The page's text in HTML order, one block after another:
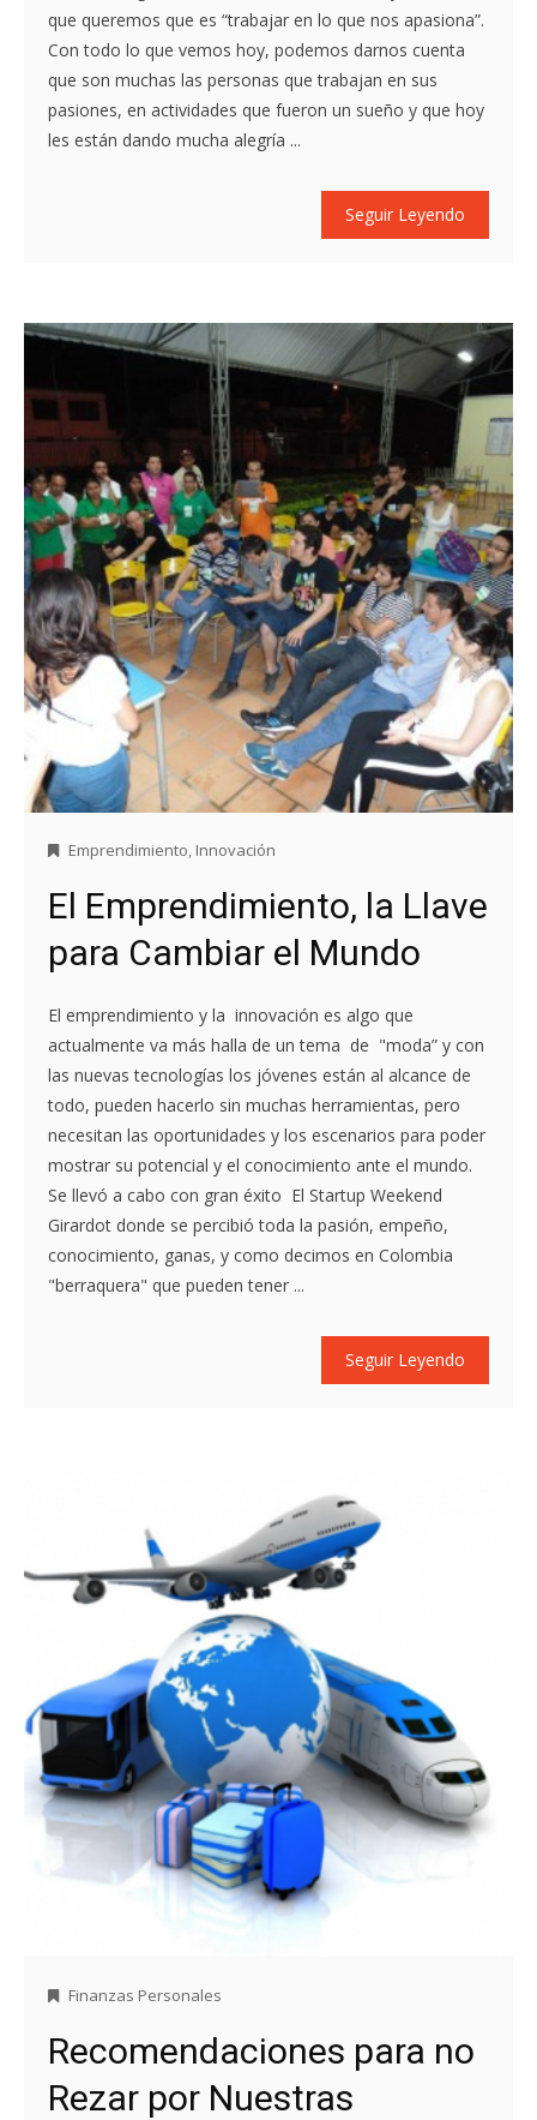
que queremos que es “trabajar en lo que nos apasiona”.
Con todo lo que vemos hoy, podemos darnos cuenta
que son muchas las personas que trabajan en sus
pasiones, en actividades que fueron un sueño y que hoy
les están dando mucha alegría ...
Seguir Leyendo
Emprendimiento, Innovación
El Emprendimiento, la Llave
para Cambiar el Mundo
El emprendimiento y la innovación es algo que
actualmente va más halla de un tema de "moda” y con
las nuevas tecnologías los jóvenes están al alcance de
todo, pueden hacerlo sin muchas herramientas, pero
necesitan las oportunidades y los escenarios para poder
mostrar su potencial y el conocimiento ante el mundo.
Se llevó a cabo con gran éxito El Startup Weekend
Girardot donde se percibió toda la pasión, empeño,
conocimiento, ganas, y como decimos en Colombia
"berraquera" que pueden tener ...
Seguir Leyendo
Finanzas Personales
Recomendaciones para no
Rezar por Nuestras